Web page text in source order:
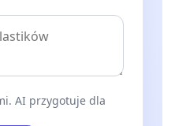
AI przygotuje dla